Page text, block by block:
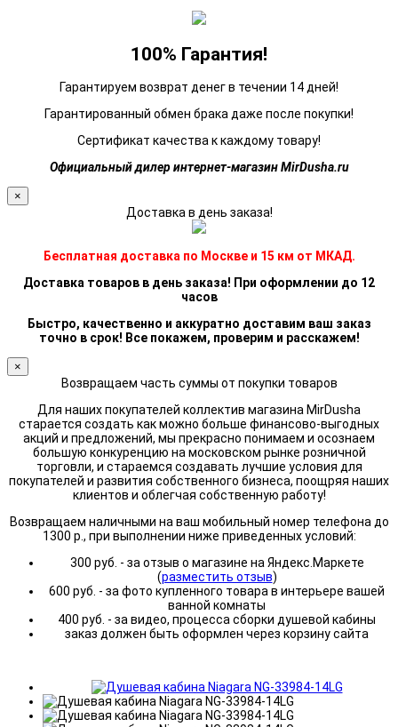
100% Гарантия!
Гарантируем возврат денег в течении 14 дней!
Гарантированный обмен брака даже после покупки!
Сертификат качества к каждому товару!
Официальный дилер интернет-магазин MirDusha.ru
×
Доставка в день заказа!
Бесплатная доставка по Москве и 15 км от МКАД.
Доставка товаров в день заказа! При оформлении до 12
часов
Быстро, качественно и аккуратно доставим ваш заказ
точно в срок! Все покажем, проверим и расскажем!
×
Возвращаем часть суммы от покупки товаров
Для наших покупателей коллектив магазина MirDusha
старается создать как можно больше финансово-выгодных
акций и предложений, мы прекрасно понимаем и осознаем
большую конкуренцию на московском рынке розничной
торговли, и стараемся создавать лучшие условия для
покупателей и развития собственного бизнеса, поощряя наших
клиентов и облегчая собственную работу!
Возвращаем наличными на ваш мобильный номер телефона до
1300 р., при выполнении ниже приведенных условий:
300 руб. - за отзыв о магазине на Яндекс.Маркете
(разместить отзыв)
600 руб. - за фото купленного товара в интерьере вашей
ванной комнаты
400 руб. - за видео, процесса сборки душевой кабины
заказ должен быть оформлен через корзину сайта